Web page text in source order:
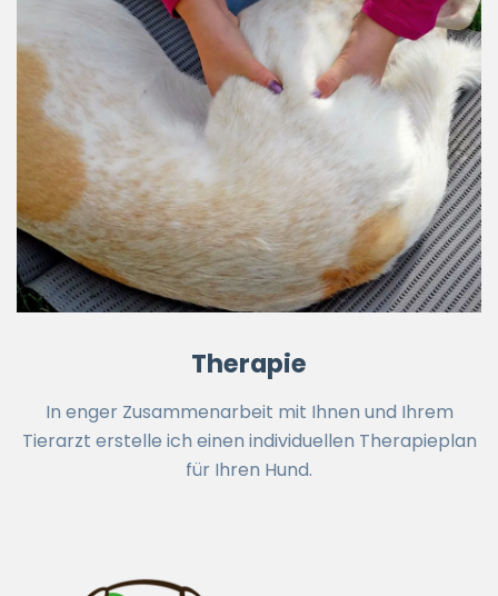
Therapie
In enger Zusammenarbeit mit Ihnen und Ihrem
Tierarzt erstelle ich einen individuellen Therapieplan
für Ihren Hund.